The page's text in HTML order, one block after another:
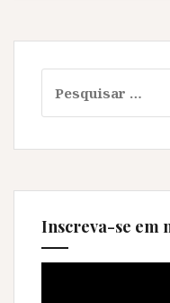
por:
Inscreva-se em